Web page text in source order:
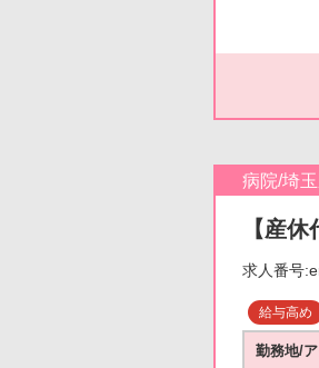
病院/埼
【産
求人番号
給与高め
勤務地/